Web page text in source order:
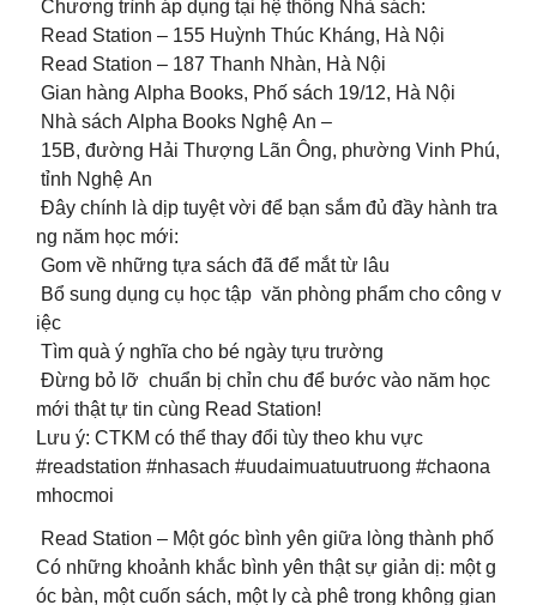
Chương trình áp dụng tại hệ thống Nhà sách:
Read Station – 155 Huỳnh Thúc Kháng, Hà Nội
Read Station – 187 Thanh Nhàn, Hà Nội
Gian hàng Alpha Books, Phố sách 19/12, Hà Nội
Nhà sách Alpha Books Nghệ An –
15B, đường Hải Thượng Lãn Ông, phường Vinh Phú,
tỉnh Nghệ An
Đây chính là dịp tuyệt vời để bạn sắm đủ đầy hành tra
ng năm học mới:
Gom về những tựa sách đã để mắt từ lâu
Bổ sung dụng cụ học tập văn phòng phẩm cho công v
iệc
Tìm quà ý nghĩa cho bé ngày tựu trường
Đừng bỏ lỡ chuẩn bị chỉn chu để bước vào năm học
mới thật tự tin cùng Read Station!
Lưu ý: CTKM có thể thay đổi tùy theo khu vực
#readstation #nhasach #uudaimuatuutruong #chaona
mhocmoi
Read Station – Một góc bình yên giữa lòng thành phố
Có những khoảnh khắc bình yên thật sự giản dị: một g
óc bàn, một cuốn sách, một ly cà phê trong không gian